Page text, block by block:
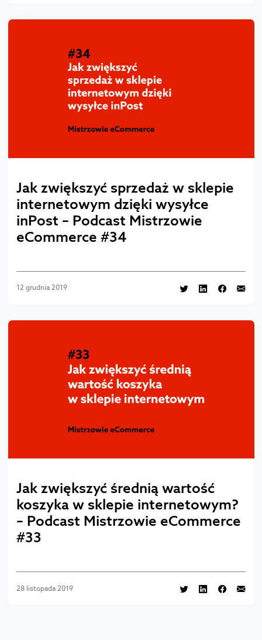
Jak zwiększyć sprzedaż w sklepie
internetowym dzięki wysyłce
inPost – Podcast Mistrzowie
eCommerce #34
12 grudnia 2019
Jak zwiększyć średnią wartość
koszyka w sklepie internetowym?
– Podcast Mistrzowie eCommerce
#33
28 listopada 2019